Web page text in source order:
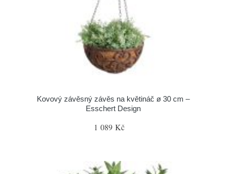
Kovový závěsný závěs na květináč ø 30 cm –
Esschert Design
1 089 Kč